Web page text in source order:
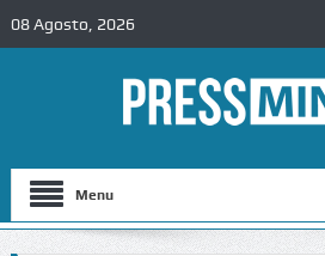
08 Agosto, 2026
Menu